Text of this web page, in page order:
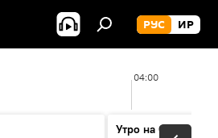
РУС ИР
04:00
Утро на Спутнике